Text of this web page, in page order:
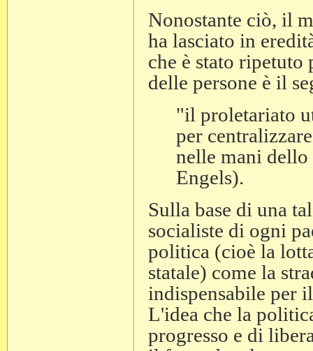
Nonostante ciò, il
ha lasciato in
che è stato ripetuto
delle persone è il
"il proletariato
per
nelle mani
Engels).
Sulla base di una
socialiste di ogni
politica (cioè la
statale) come la
indispensabile per
L'idea che la
progresso e di